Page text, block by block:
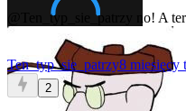
@Ten_typ_sie_patrzy no! A
Ten_typ_sie_patrzy8 miesięcy
2